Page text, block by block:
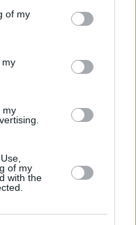
of my
my
my
of my
with the
y José María
a algunos de los
nuevamente con
(Isla
tras imponerse
figuran nombres de
el francés Pierre
Stewart, auténtica
el también